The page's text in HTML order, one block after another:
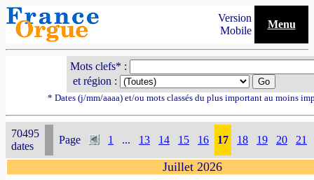
Version
Mobile
Menu
Mots clefs* :
et région :
* Dates (j/mm/aaaa) et/ou mots classés du plus important au moins
70495
dates
Page 1 ... 13 14 15 16 17 18 19 20 21
Juillet 2026